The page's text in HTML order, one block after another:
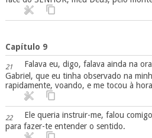
Capítulo 9
21
Falava eu, digo, falava ainda na
Gabriel, que eu tinha observado na
rapidamente, voando, e me tocou à
22
Ele queria instruir-me, falou
para fazer-te entender o sentido.